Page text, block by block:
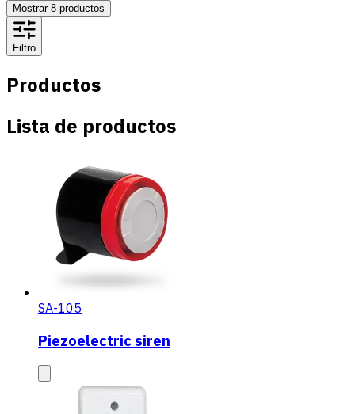
Mostrar 8 productos
Filtro
Productos
Lista de productos
SA-105
Piezoelectric siren